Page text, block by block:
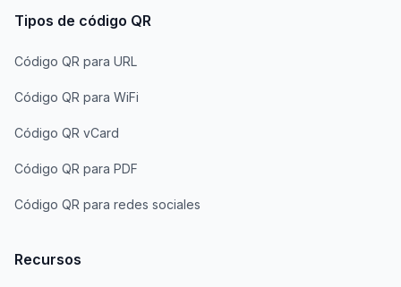
Tipos de código QR
Código QR para URL
Código QR para WiFi
Código QR vCard
Código QR para PDF
Código QR para redes sociales
Recursos